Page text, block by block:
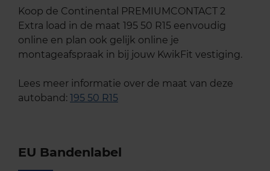
Koop de Continental PREMIUMCONTACT 2
Extra load in de maat 195 50 R15 eenvoudig
online en plan ook gelijk online je
montageafspraak in bij jouw KwikFit vestiging.
Lees meer informatie over de maat van deze
autoband: 195 50 R15
EU Bandenlabel